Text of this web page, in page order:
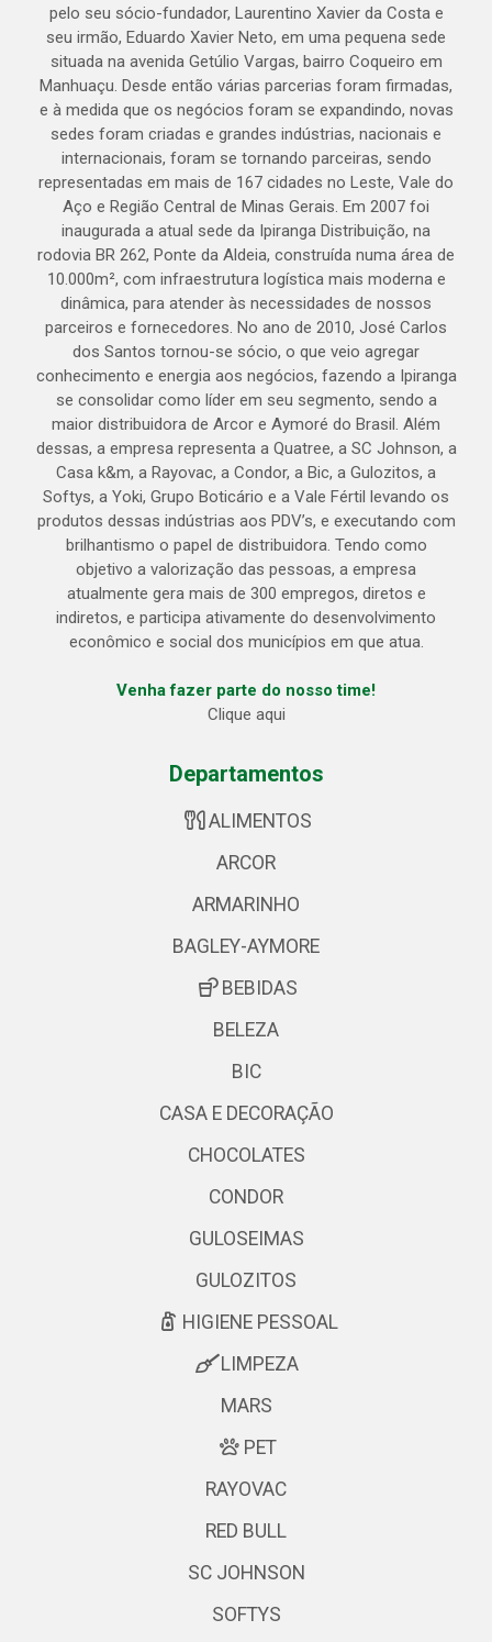
pelo seu sócio-fundador, Laurentino Xavier da Costa e
seu irmão, Eduardo Xavier Neto, em uma pequena sede
situada na avenida Getúlio Vargas, bairro Coqueiro em
Manhuaçu. Desde então várias parcerias foram firmadas,
e à medida que os negócios foram se expandindo, novas
sedes foram criadas e grandes indústrias, nacionais e
internacionais, foram se tornando parceiras, sendo
representadas em mais de 167 cidades no Leste, Vale do
Aço e Região Central de Minas Gerais. Em 2007 foi
inaugurada a atual sede da Ipiranga Distribuição, na
rodovia BR 262, Ponte da Aldeia, construída numa área de
10.000m², com infraestrutura logística mais moderna e
dinâmica, para atender às necessidades de nossos
parceiros e fornecedores. No ano de 2010, José Carlos
dos Santos tornou-se sócio, o que veio agregar
conhecimento e energia aos negócios, fazendo a Ipiranga
se consolidar como líder em seu segmento, sendo a
maior distribuidora de Arcor e Aymoré do Brasil. Além
dessas, a empresa representa a Quatree, a SC Johnson, a
Casa k&m, a Rayovac, a Condor, a Bic, a Gulozitos, a
Softys, a Yoki, Grupo Boticário e a Vale Fértil levando os
produtos dessas indústrias aos PDV’s, e executando com
brilhantismo o papel de distribuidora. Tendo como
objetivo a valorização das pessoas, a empresa
atualmente gera mais de 300 empregos, diretos e
indiretos, e participa ativamente do desenvolvimento
econômico e social dos municípios em que atua.
Venha fazer parte do nosso time!
Clique aqui
Departamentos
ALIMENTOS
ARCOR
ARMARINHO
BAGLEY-AYMORE
BEBIDAS
BELEZA
BIC
CASA E DECORAÇÃO
CHOCOLATES
CONDOR
GULOSEIMAS
GULOZITOS
HIGIENE PESSOAL
LIMPEZA
MARS
PET
RAYOVAC
RED BULL
SC JOHNSON
SOFTYS